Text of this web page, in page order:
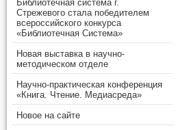
Библиотечная система г.
Стрежевого стала победителем
всероссийского конкурса
«Библиотечная Система»
Новая выставка в научно-
методическом отделе
Научно-практическая конференция
«Книга. Чтение. Медиасреда»
Новое на сайте